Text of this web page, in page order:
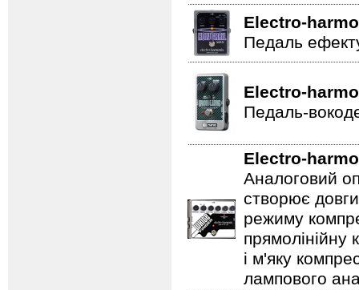
Electro-
Педаль
Electro-
Педаль-
Electro-
Аналоговий
створює
режиму
прямолінійну
і м'яку
лампового